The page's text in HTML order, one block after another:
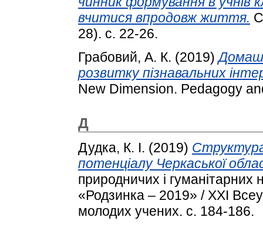
вчитися впродовж життя.
28). с. 22-26.
Грабовий, А. К. (2019)
розвитку пізнавальних
New Dimension. Pedagogy
Д
Дудка, К. І. (2019)
потенціалу Черкаської
природничих і
«Родзинка – 2019» / XXІ
молодих учених. с. 184-186.